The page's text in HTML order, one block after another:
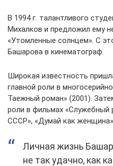
В 1994 г. талантливого
Михалков и предложил ему
«Утомленные солнцем». С
Башарова в кинематограф.
Широкая известность
главной роли в
Таежный роман» (2001).
роли в фильмах «Служебный
СССР», «Думай как
Личная жизнь
не так удачно, как